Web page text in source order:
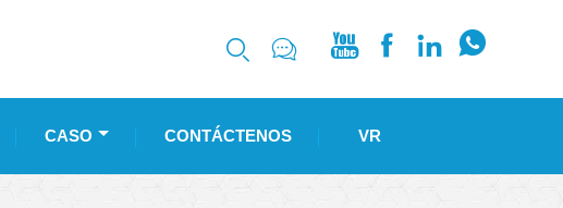
     
CASO CONTÁCTENOS VR